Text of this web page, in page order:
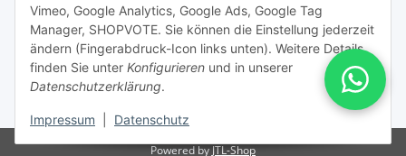
Vimeo, Google Analytics, Google Ads, Google Tag
Manager, SHOPVOTE. Sie können die Einstellung jederzeit
ändern (Fingerabdruck-Icon links unten). Weitere Details
finden Sie unter Konfigurieren und in unserer
Datenschutzerklärung.
Impressum Datenschutz
Vertrag widerrufen
Powered byJTL-Shop